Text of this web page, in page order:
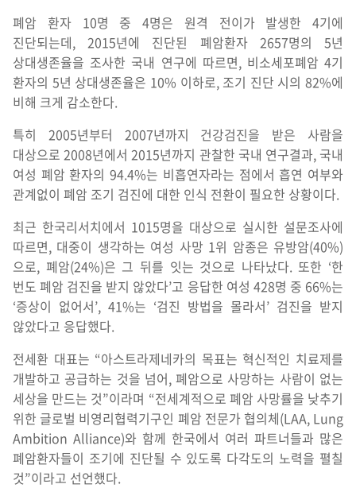
폐암 환자 10명 중 4명은 원격 전이가 발생한 4기에
진단되는데, 2015년에 진단된 폐암환자 2657명의 5년
상대생존율을 조사한 국내 연구에 따르면, 비소세포폐암 4기
환자의 5년 상대생존율은 10% 이하로, 조기 진단 시의 82%에
비해 크게 감소한다.
특히 2005년부터 2007년까지 건강검진을 받은 사람을
대상으로 2008년에서 2015년까지 관찰한 국내 연구결과, 국내
여성 폐암 환자의 94.4%는 비흡연자라는 점에서 흡연 여부와
관계없이 폐암 조기 검진에 대한 인식 전환이 필요한 상황이다.
최근 한국리서치에서 1015명을 대상으로 실시한 설문조사에
따르면, 대중이 생각하는 여성 사망 1위 암종은 유방암(40%)
으로, 폐암(24%)은 그 뒤를 잇는 것으로 나타났다. 또한 ‘한
번도 폐암 검진을 받지 않았다’고 응답한 여성 428명 중 66%는
‘증상이 없어서’, 41%는 ‘검진 방법을 몰라서’ 검진을 받지
않았다고 응답했다.
전세환 대표는 “아스트라제네카의 목표는 혁신적인 치료제를
개발하고 공급하는 것을 넘어, 폐암으로 사망하는 사람이 없는
세상을 만드는 것”이라며 “전세계적으로 폐암 사망률을 낮추기
위한 글로벌 비영리협력기구인 폐암 전문가 협의체(LAA, Lung
Ambition Alliance)와 함께 한국에서 여러 파트너들과 많은
폐암환자들이 조기에 진단될 수 있도록 다각도의 노력을 펼칠
것”이라고 선언했다.